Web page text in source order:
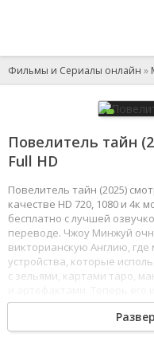
Фильмы и Сериалы онлайн »
Повелитель тайн
Full HD
Повелитель тайн (2025)
качестве HD 720, 1080 и 4к
бесплатно с лучшей
переводе. Чжоу Минжуй
викторианскую Англию,
устройства, которые
с зельями, картами таро,
судьбе, он начинает с
потенциально
12345 678